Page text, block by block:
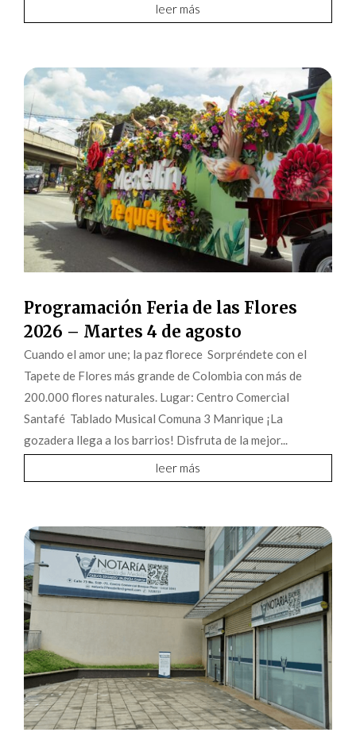
leer más
Programación Feria de las Flores
2026 – Martes 4 de agosto
Cuando el amor une; la paz florece Sorpréndete con el
Tapete de Flores más grande de Colombia con más de
200.000 flores naturales. Lugar: Centro Comercial
Santafé Tablado Musical Comuna 3 Manrique ¡La
gozadera llega a los barrios! Disfruta de la mejor...
leer más